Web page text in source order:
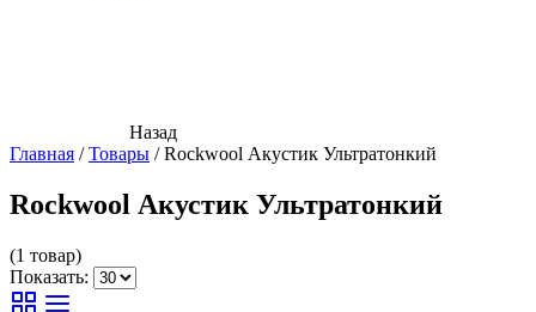
Назад
Главная /Товары /Rockwool Акустик Ультратонкий
Rockwool Акустик Ультратонкий
(1 товар)
Показать: